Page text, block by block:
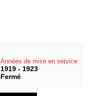
Années de mise en service
1919 - 1923
Fermé